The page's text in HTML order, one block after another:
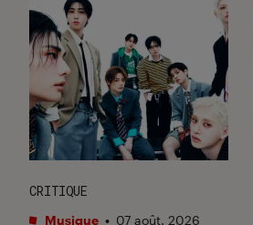
CRITIQUE
Musique • 07 août. 2026